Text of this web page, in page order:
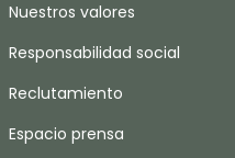
Nuestros valores
Responsabilidad social
Reclutamiento
Espacio prensa